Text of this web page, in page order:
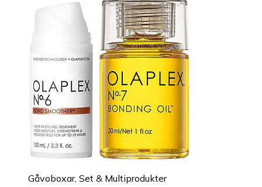
Gåvoboxar, Set & Multiprodukter